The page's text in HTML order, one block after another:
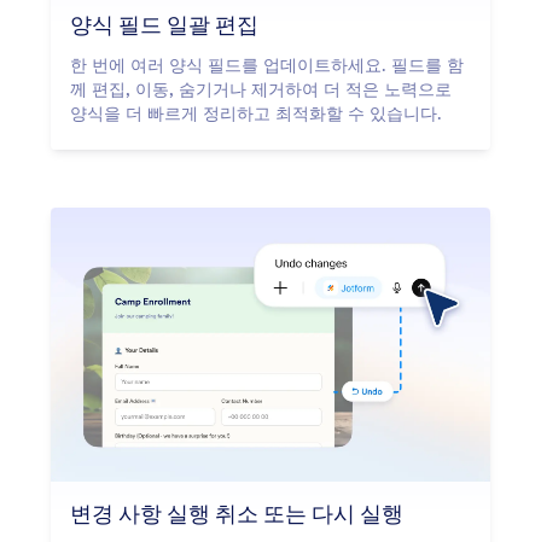
양식 필드 일괄 편집
한 번에 여러 양식 필드를 업데이트하세요. 필드를 함
께 편집, 이동, 숨기거나 제거하여 더 적은 노력으로
양식을 더 빠르게 정리하고 최적화할 수 있습니다.
변경 사항 실행 취소 또는 다시 실행